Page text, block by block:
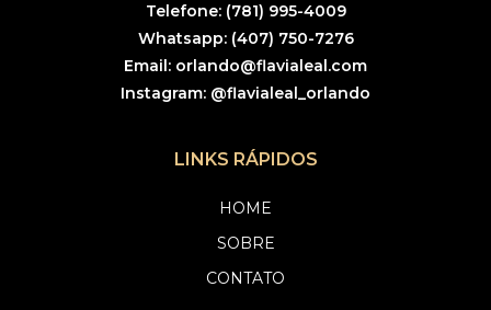
Telefone: (781) 995-4009
Whatsapp: (407) 750-7276
Email: orlando@flavialeal.com
Instagram: @flavialeal_orlando
LINKS RÁPIDOS
HOME
SOBRE
CONTATO